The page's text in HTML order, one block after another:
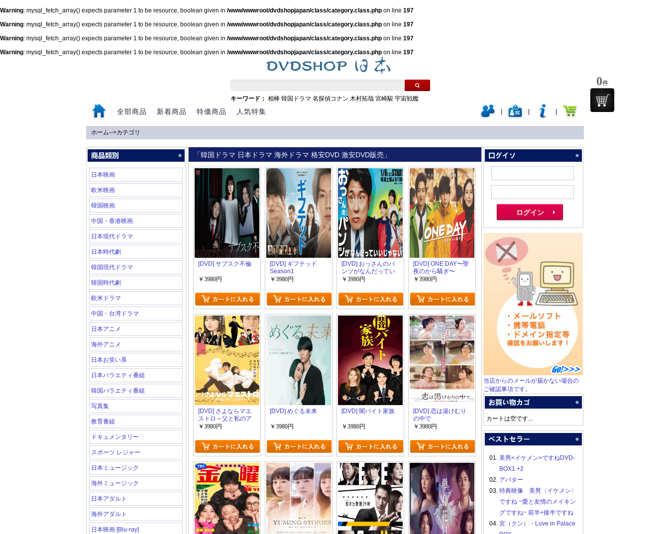
Warning: mysql_fetch_array() expects parameter 1 to be resource, boolean given in /www/wwwroot/dvdshopjapan/class/category.class.php on line 197
Warning: mysql_fetch_array() expects parameter 1 to be resource, boolean given in /www/wwwroot/dvdshopjapan/class/category.class.php on line 197
Warning: mysql_fetch_array() expects parameter 1 to be resource, boolean given in /www/wwwroot/dvdshopjapan/class/category.class.php on line 197
Warning: mysql_fetch_array() expects parameter 1 to be resource, boolean given in /www/wwwroot/dvdshopjapan/class/category.class.php on line 197
キーワード： 相棒 韓国ドラマ 名探偵コナン 木村拓哉 宮崎駿 宇宙戦艦
全部商品 新着商品 特価商品 人気特集
ホーム-->カテゴリ
日本映画
欧米映画
韓国映画
中国・香港映画
日本現代ドラマ
日本時代劇
韓国現代ドラマ
韓国時代劇
欧米ドラマ
中国・台湾ドラマ
日本アニメ
海外アニメ
日本お笑い系
日本バラエティ番組
韓国バラエティ番組
写真集
教育番組
ドキュメンタリー
スポーツ レジャー
日本ミュージック
海外ミュージック
日本アダルト
海外アダルト
日本映画 [Blu-ray]
「韓国ドラマ 日本ドラマ 海外ドラマ 格安DVD 激安DVD販売」
[DVD] サブスク不倫
￥3980円
[DVD] ギフテッド
Season1
￥3980円
[DVD] おっさんのパ
ンツがなんだってい
いじゃないか！
￥3980円
[DVD] ONE DAY〜聖
夜のから騒ぎ〜
￥3980円
[DVD] さよならマエ
ストロ～父と私のア
パッシオナート～
￥3980円
[DVD] めぐる未来
￥3980円
[DVD] 闇バイト家族
￥3980円
[DVD] 恋は湯けむり
の中で
￥3980円
当店からのメールが届かない場合の
ご確認事項です。
カートは空です...
01. 美男<イケメン>ですねDVD-
BOX1 +2
02. アバター
03. 特典映像 美男〈イケメン〉
ですね ~愛と友情のメイキン
グですね~ 前半+後半ですね
04. 宮（クン）・Love in Palace
0件